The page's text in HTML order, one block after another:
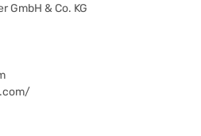
GmbH & Co. KG